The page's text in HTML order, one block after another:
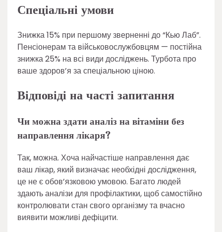
Спеціальні умови
Знижка 15% при першому зверненні до “Кью Лаб”.
Пенсіонерам та військовослужбовцям — постійна
знижка 25% на всі види досліджень. Турбота про
ваше здоров’я за спеціальною ціною.
Відповіді на часті запитання
Чи можна здати аналіз на вітаміни без
направлення лікаря?
Так, можна. Хоча найчастіше направлення дає
ваш лікар, який визначає необхідні дослідження,
це не є обов’язковою умовою. Багато людей
здають аналізи для профілактики, щоб самостійно
контролювати стан свого організму та вчасно
виявити можливі дефіцити.